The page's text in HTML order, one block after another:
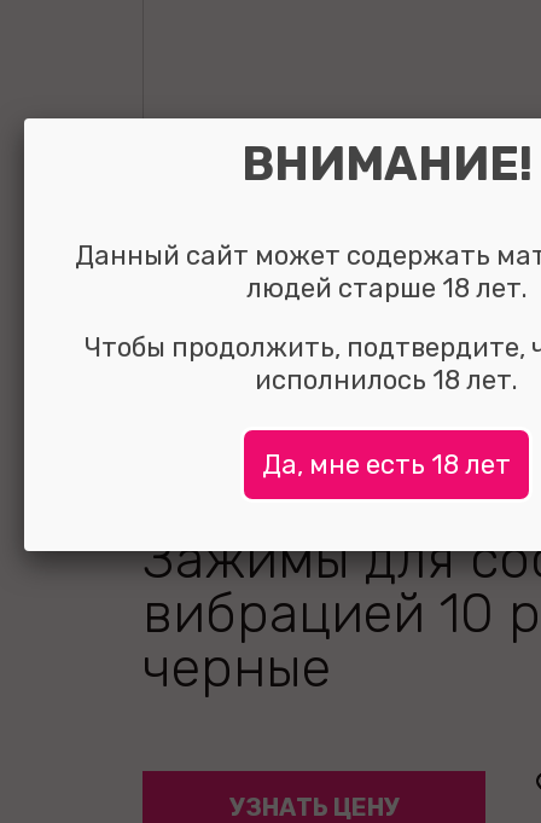
Зажимы для
вибрацией 10
черные
УЗНАТЬ ЦЕНУ
ВНИМАНИЕ!
Данный сайт может содержать
людей старше 18 лет.
Чтобы продолжить, подтвердите,
исполнилось 18 лет.
Да, мне есть 18 лет